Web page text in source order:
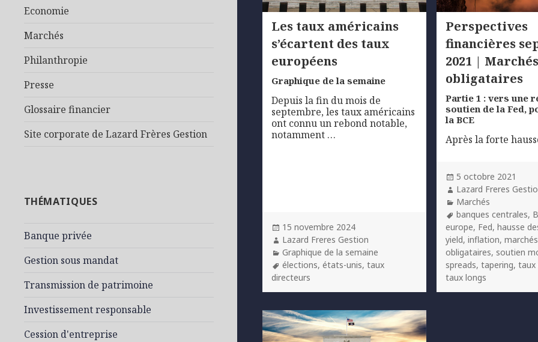
Economie
Marchés
Philanthropie
Presse
Glossaire financier
Site corporate de Lazard Frères Gestion
THÉMATIQUES
Banque privée
Gestion sous mandat
Transmission de patrimoine
Investissement responsable
Cession d'entreprise
Les taux américains
s’écartent des taux
européens
Graphique de la semaine
Depuis la fin du mois de
septembre, les taux américains
ont connu un rebond notable,
notamment …
Posted
on
15 novembre 2024
Author
Lazard Freres Gestion
Categories
Graphique de la semaine
Tags
élections,états-unis,taux
directeurs
Perspectives
financières
2021 | Marchés
obligataires
Partie 1 : vers une
soutien de la Fed,
la BCE
Après la forte
Posted
on
5 octobre 2021
Author
Lazard Freres
Categories
Marchés
Tags
banques centrales,
europe, Fed,hausse
yield,inflation,marchés
obligataires, soutien
spreads,tapering,taux
taux longs